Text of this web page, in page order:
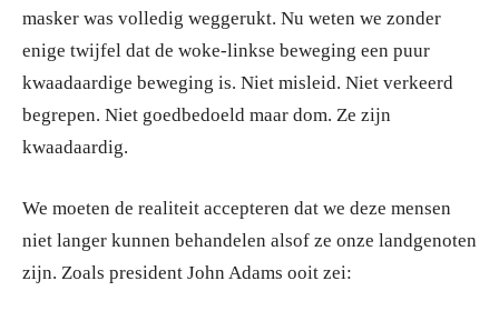
masker was volledig weggerukt. Nu weten we zonder
enige twijfel dat de woke-linkse beweging een puur
kwaadaardige beweging is. Niet misleid. Niet verkeerd
begrepen. Niet goedbedoeld maar dom. Ze zijn
kwaadaardig.
We moeten de realiteit accepteren dat we deze mensen
niet langer kunnen behandelen alsof ze onze landgenoten
zijn. Zoals president John Adams ooit zei: